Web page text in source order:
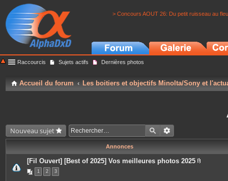
> Concours AOUT 26: Du petit ruisseau au
Raccourcis Sujets actifs Dernières photos
Accueil du forum Les boitiers et objectifs Minolta/Sony et
Nouveau sujet
Annonces
[Fil Ouvert] [Best of 2025] Vos meilleures photos 2025
1 2 3